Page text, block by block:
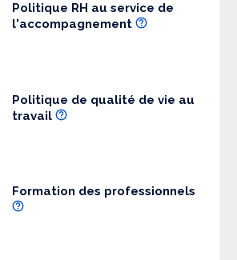
Politique RH au service de
l'accompagnement
Politique de qualité de vie au
travail
Formation des professionnels